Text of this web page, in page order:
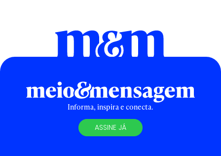
Informa, inspira e conecta.
ASSINE JÁ